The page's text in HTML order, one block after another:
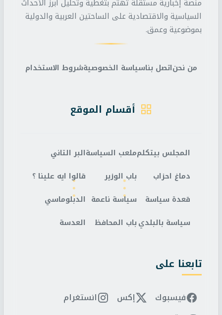
منصة إخبارية مستقلة تهتم بتغطية وتحليل أبرز الأحداث
السياسية والاقتصادية على الساحتين العربية والدولية
بموضوعية وعمق.
من نحناتصل بناسياسة الخصوصيةشروط الاستخدام
أقسام الموقع
المجلس بيتكلم
دماغ احزاب
قعدة سياسة
سياسة بالبلدي
ملعب السياسة
باب الوزير
سياسة ناعمة
باب المحافظ
البر التاني
قالوا ايه علينا ؟
الدبلوماسي
العدسة
تابعنا على
فيسبوك إكس
انستغرام